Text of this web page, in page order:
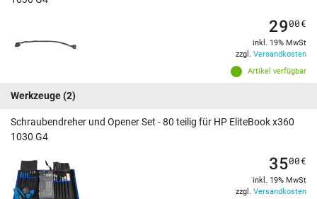
Artikel verfügbar
2900€
inkl. 19% MwSt
zzgl. Versandkosten
Werkzeuge(2)
Schraubendreher und Opener Set - 80 teilig für HP EliteBook x360
1030 G4
3500€
inkl. 19% MwSt
zzgl. Versandkosten